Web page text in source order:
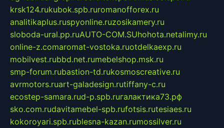
krsk124.rukubok.spb.ruromanofforex.ru
analitikaplus.ruspyonline.ruzosikamery.ru
sloboda-ural.pp.ruAUTO-COM.SUhohota.netalimy.ru
online-z.comaromat-vostoka.ruotdelkaexp.ru
mobilvest.rubbd.net.rumebelshop.msk.ru
smp-forum.rubastion-td.rukosmoscreative.ru
avrmotors.ruart-galadesign.rutiffany-c.ru
ecostep-samara.rud-p.spb.ruгалактика73.рф
sko.com.rudavitamebel-spb.rufotsis.rutesiaes.ru
kokoroyari.spb.rublesna-kazan.rumossilver.ru